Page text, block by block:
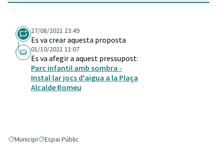
27/08/2021 23:49
Es va crear aquesta proposta
01/10/2021 11:07
Es va afegir a aquest pressupost:
Parc infantil amb sombra -
Instal·lar jocs d'aigua a la Plaça
Alcalde Romeu
Resultats en filtrar per: Municipi
MunicipiResultats en filtrar per: Espai Públic
Espai Públic